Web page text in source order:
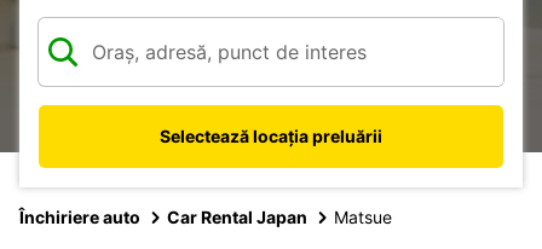
Selectează locația preluării
Închiriere auto Car Rental Japan Matsue